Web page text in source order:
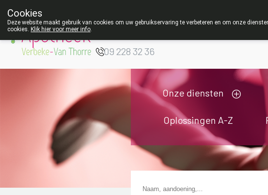
Apotheek Verbeke
09 228 32 36
Onze diensten
Oplossingen A-Z
Cookies
Deze website maakt gebruik van cookies om uw gebruikservaring te verbeteren en om onze
cookies. Klik hier voor meer info.